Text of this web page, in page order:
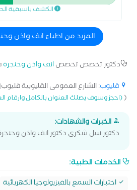
الكشف باسبقية
المزيد من اطباء انف واذن
دكتور تخصص تخصصانف واذن وحنجرة
قليوب: الشارع العمومى القليوبية
((احجز وسوف يصلك العنوان بالكامل وارقام
الخبرات والشهادات:
دكتور نبيل شكرى دكتور انف واذن
الخدمات الطبية:
اختبارات السمع بالفيزيولوجيا الكهربائية